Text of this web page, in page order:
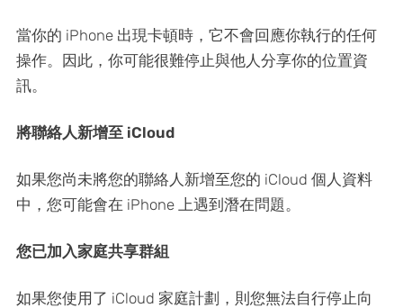
當你的 iPhone 出現卡頓時，它不會回應你執行的任何
操作。因此，你可能很難停止與他人分享你的位置資
訊。
將聯絡人新增至 iCloud
如果您尚未將您的聯絡人新增至您的 iCloud 個人資料
中，您可能會在 iPhone 上遇到潛在問題。
您已加入家庭共享群組
如果您使用了 iCloud 家庭計劃，則您無法自行停止向